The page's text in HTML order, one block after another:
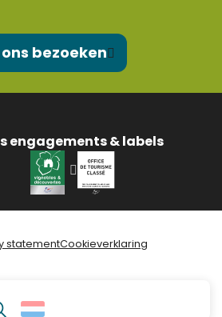
bezoeken
engagements & labels
statementCookieverklaring